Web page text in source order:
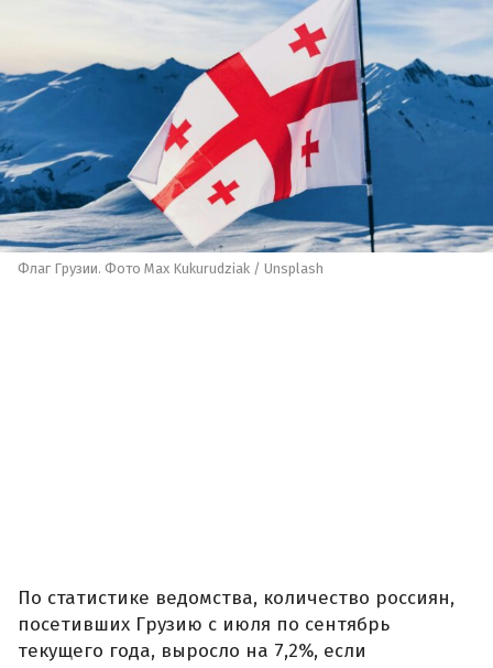
Флаг Грузии. Фото Max Kukurudziak / Unsplash
По статистике ведомства, количество россиян,
посетивших Грузию с июля по сентябрь
текущего года, выросло на 7,2%, если